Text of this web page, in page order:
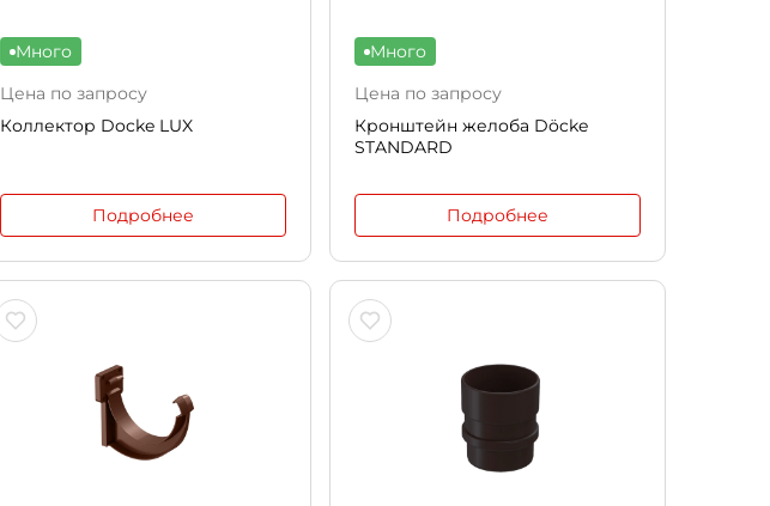
Много
Цена по запросу
Коллектор Docke LUX
Подробнее
Много
Цена по запросу
Кронштейн желоба Döcke
STANDARD
Подробнее